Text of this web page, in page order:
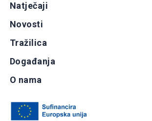
Natječaji
Novosti
Tražilica
Događanja
O nama